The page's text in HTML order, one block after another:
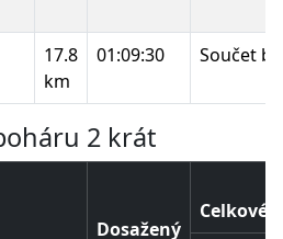
17.8
km
01:09:30 Součet
2 krát
Dosažený
Celkové